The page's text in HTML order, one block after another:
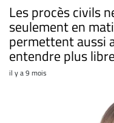
Les procès civils
seulement en
permettent aussi
entendre plus
il y a 9 mois